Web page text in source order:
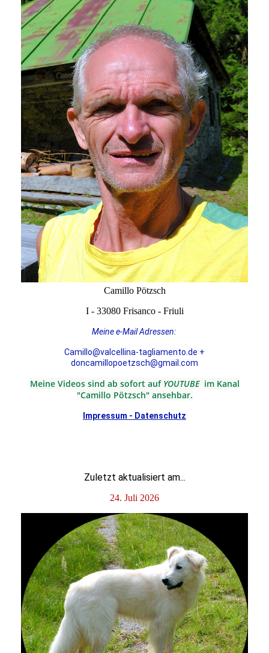
Camillo Pötzsch
I - 33080 Frisanco - Friuli
Meine e-Mail Adressen:
Camillo@valcellina-tagliamento.de +
doncamillopoetzsch@gmail.com
Meine Videos sind ab sofort auf YOUTUBEim Kanal
"Camillo Pötzsch" ansehbar.
Impressum - Datenschutz
Zuletzt aktualisiert am...
24. Juli 2026